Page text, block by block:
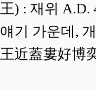
王) : 재위 A.D.
얘기 가운데,
王近蓋婁好博